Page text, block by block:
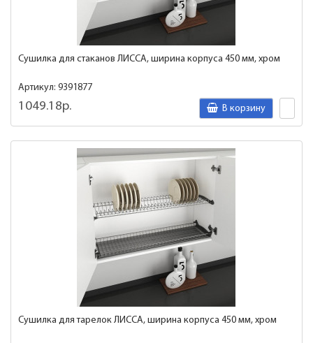
Сушилка для стаканов ЛИССА, ширина корпуса 450 мм, хром
Артикул: 9391877
1049.18р. В корзину
Сушилка для тарелок ЛИССА, ширина корпуса 450 мм, хром